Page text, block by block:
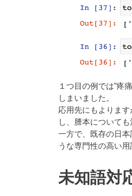
１つ目の例では”疼
しまいました。
応用先にもよりま
し、謄本について
一方で、既存の日
うな専門性の高い
未知語対